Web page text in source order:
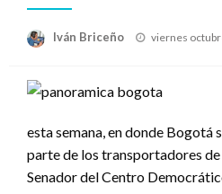
Iván Briceño
Publicado
viernes
esta semana, en donde Bogotá
parte de los transportadores
Senador del Centro